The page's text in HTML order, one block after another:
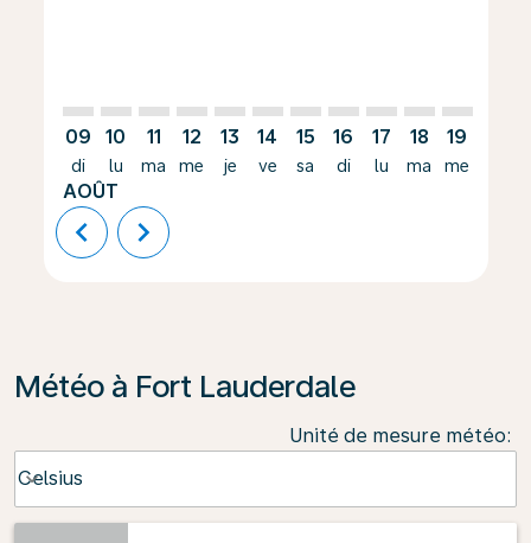
09
di
AOÛT
10
lu
11
ma
12
me
13
je
14
ve
15
sa
16
di
17
lu
18
ma
19
me
chevron_left chevron_right
Météo à Fort Lauderdale
Unité de mesure météo:
Celsius
keyboard_arrow_down